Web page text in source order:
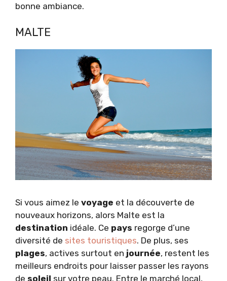
bonne ambiance.
MALTE
Si vous aimez le voyage et la découverte de
nouveaux horizons, alors Malte est la
destination idéale. Ce pays regorge d’une
diversité de sites touristiques. De plus, ses
plages, actives surtout en journée, restent les
meilleurs endroits pour laisser passer les rayons
de soleil sur votre peau. Entre le marché local,